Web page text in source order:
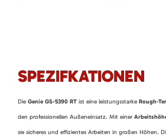
SPEZIFKATIONEN
Die Genie GS-5390 RT ist eine leistungsstarke Rough-
den professionellen Außeneinsatz. Mit einer
sie sicheres und effizientes Arbeiten in großen Höhen.